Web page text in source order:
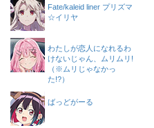
Fate/kaleid liner プリズマ
☆イリヤ
わたしが恋人になれるわ
けないじゃん、ムリムリ!
（※ムリじゃなかっ
た!?）
ばっどがーる